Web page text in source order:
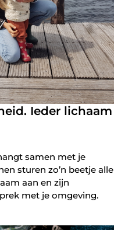
Ieder lichaam
samen met je
sturen zo’n beetje alle
aan en zijn
met je omgeving.